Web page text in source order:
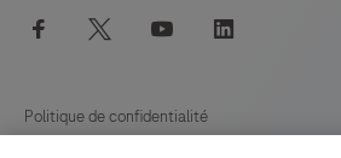
embedded
tissue.
facebook twitter youtube
Politique de confidentialité